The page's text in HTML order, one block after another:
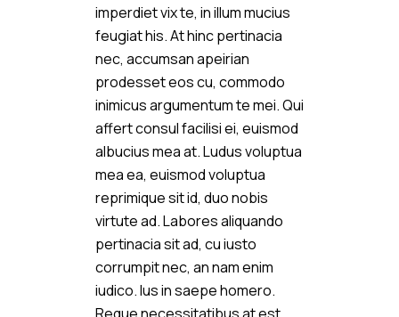
imperdiet vix te, in illum mucius
feugiat his. At hinc pertinacia
nec, accumsan apeirian
prodesset eos cu, commodo
inimicus argumentum te mei. Qui
affert consul facilisi ei, euismod
albucius mea at. Ludus voluptua
mea ea, euismod voluptua
reprimique sit id, duo nobis
virtute ad. Labores aliquando
pertinacia sit ad, cu iusto
corrumpit nec, an nam enim
iudico. Ius in saepe homero.